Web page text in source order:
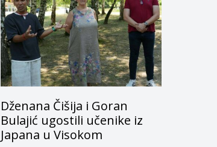
Dženana Čišija i Goran
Bulajić ugostili učenike iz
Japana u Visokom